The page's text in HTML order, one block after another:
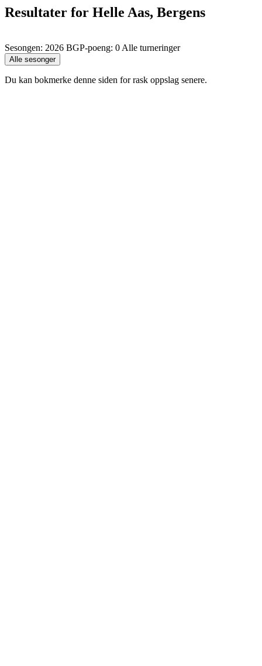
Resultater for Helle Aas, Bergens
Sesongen: 2026 BGP-poeng: 0 Alle turneringer
Du kan bokmerke denne siden for rask oppslag senere.